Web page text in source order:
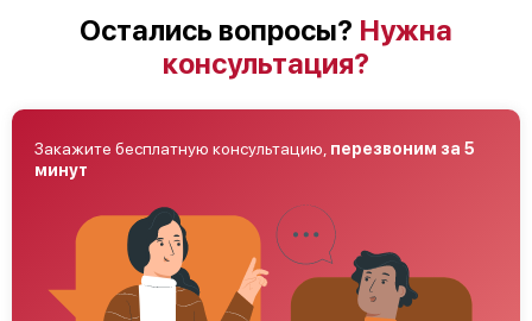
Остались вопросы? Нужна
консультация?
Закажите бесплатную консультацию, перезвоним за 5
минут